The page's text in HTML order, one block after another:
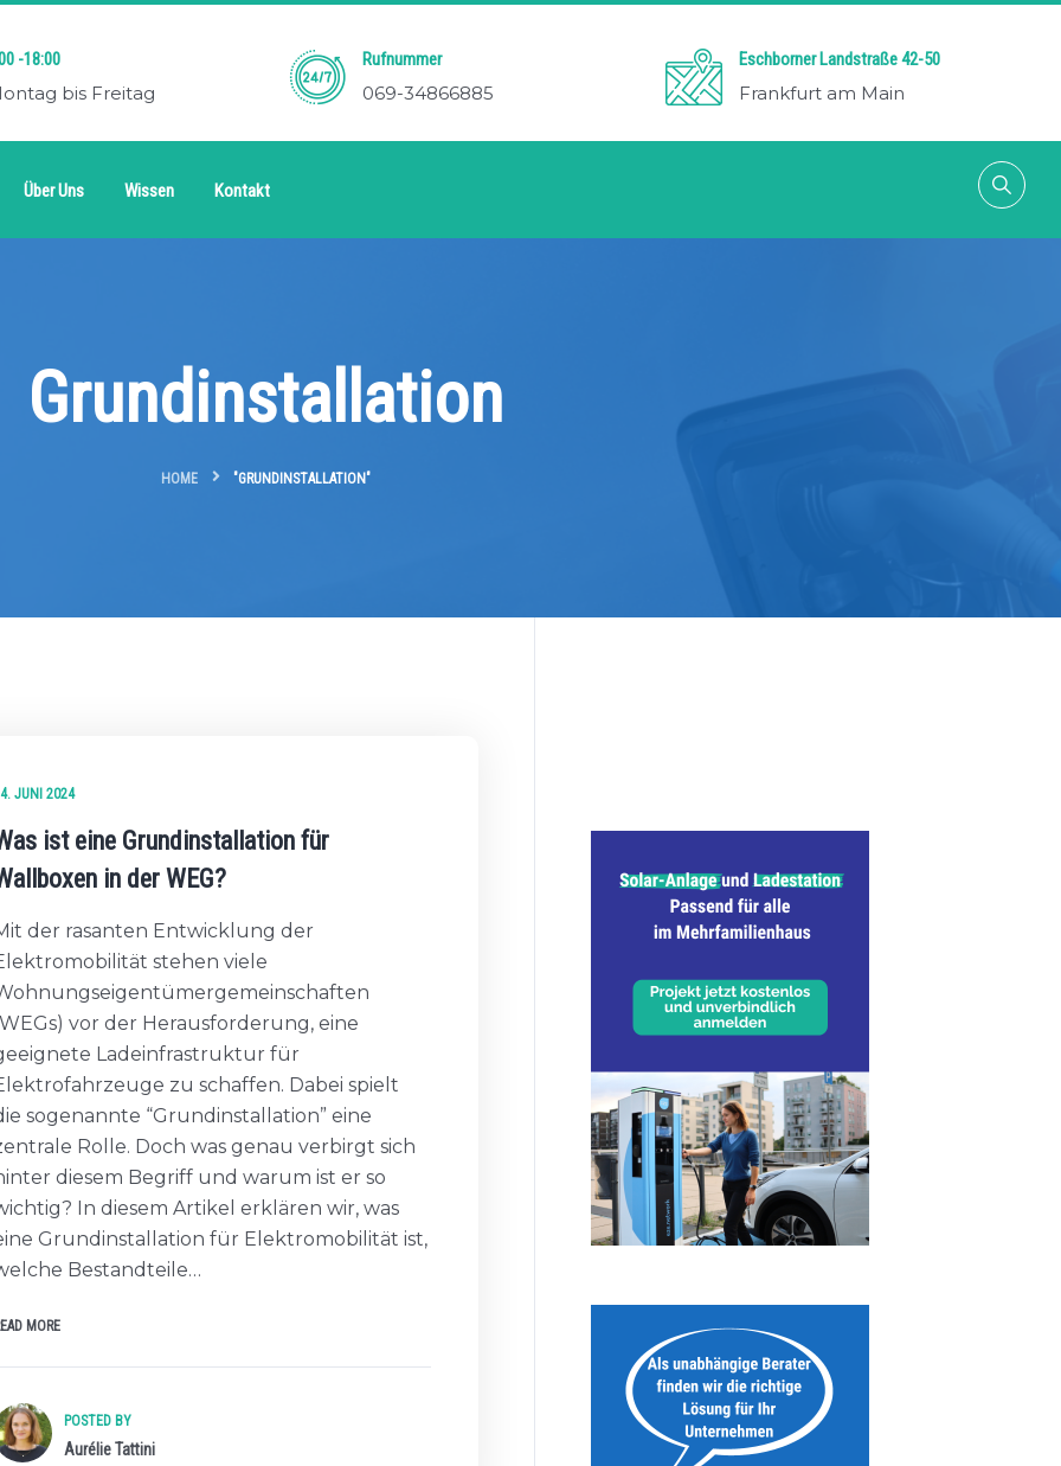
-18:00
bis Freitag
Rufnummer
069-34866885
Eschborner Landstraße 42-50
Frankfurt am Main
Über Uns Wissen Kontakt
Grundinstallation
HOME "GRUNDINSTALLATION"
JUNI 2024
ist eine Grundinstallation für
in der WEG?
der rasanten Entwicklung der
stehen viele
vor der Herausforderung, eine
Ladeinfrastruktur für
zu schaffen. Dabei spielt
sogenannte “Grundinstallation” eine
Rolle. Doch was genau verbirgt sich
diesem Begriff und warum ist er so
In diesem Artikel erklären wir, was
Grundinstallation für Elektromobilität ist,
Bestandteile…
MORE
POSTED BY
Aurélie Tattini